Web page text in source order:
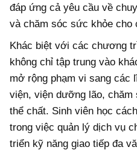
đáp ứng cả yêu cầu về
và chăm sóc sức khỏe cho
Khác biệt với các chương
không chỉ tập trung vào
mở rộng phạm vi sang các
viện, viện dưỡng lão,
thể chất. Sinh viên học
trong việc quản lý dịch vụ
triển kỹ năng giao tiếp đa